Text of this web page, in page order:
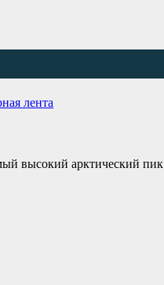
лента
высокий арктический